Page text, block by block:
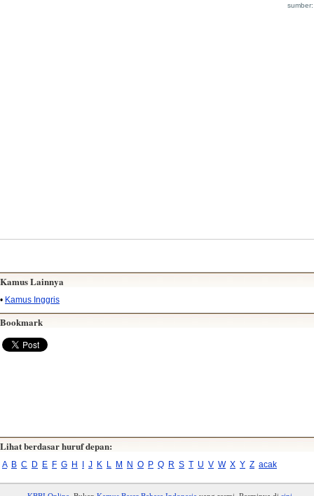
Kamus Lainnya
• Kamus Inggris
Bookmark
Lihat berdasar huruf depan:
A B C D E F G H I J K L M N O P Q R S T U V W X Y Z acak